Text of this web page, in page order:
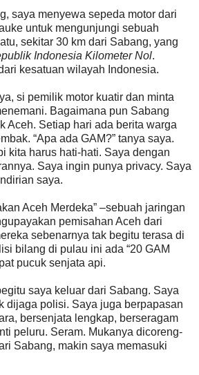
saya menyewa sepeda motor dari
untuk mengunjungi sebuah
sekitar 30 km dari Sabang, yang
Indonesia Kilometer Nol.
kesatuan wilayah Indonesia.
si pemilik motor kuatir dan minta
Bagaimana pun Sabang
Aceh. Setiap hari ada berita warga
“Apa ada GAM?” tanya saya.
kita harus hati-hati. Saya dengan
Saya ingin punya privacy. Saya
saya.
Aceh Merdeka” –sebuah jaringan
pemisahan Aceh dari
sebenarnya tak begitu terasa di
bilang di pulau ini ada “20 GAM
pucuk senjata api.
saya keluar dari Sabang. Saya
dijaga polisi. Saya juga berpapasan
bersenjata lengkap, berseragam
peluru. Seram. Mukanya dicoreng-
Sabang, makin saya memasuki